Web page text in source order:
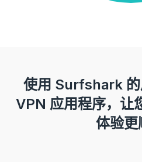
使用 Surfshark
VPN 应用程序，让
体验更